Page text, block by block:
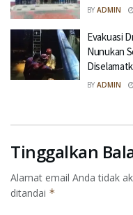
BY ADMIN
Evakuasi
Nunukan
BY ADMIN
Tinggalkan
Alamat email Anda tidak
ditandai *